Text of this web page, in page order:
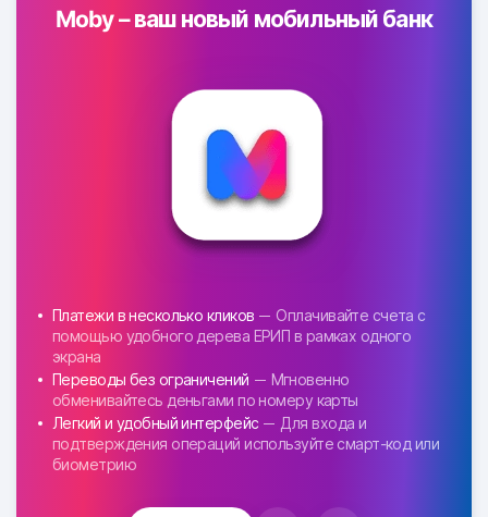
Moby – ваш новый мобильный банк
Платежи в несколько кликов
Оплачивайте счета с
помощью удобного дерева ЕРИП в рамках одного
экрана
Переводы без ограничений
Мгновенно
обменивайтесь деньгами по номеру карты
Легкий и удобный интерфейс
Для входа и
подтверждения операций используйте смарт-код или
биометрию